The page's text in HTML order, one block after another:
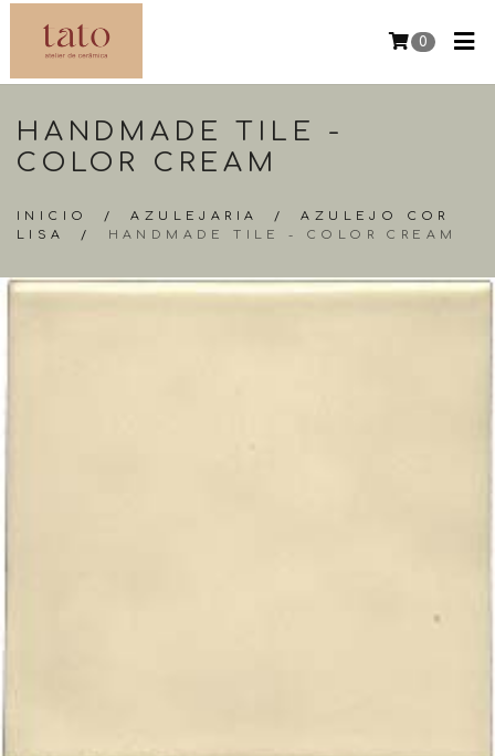
0
HANDMADE TILE -
COLOR CREAM
INICIO /AZULEJARIA /AZULEJO COR
LISA
/ HANDMADE TILE - COLOR CREAM